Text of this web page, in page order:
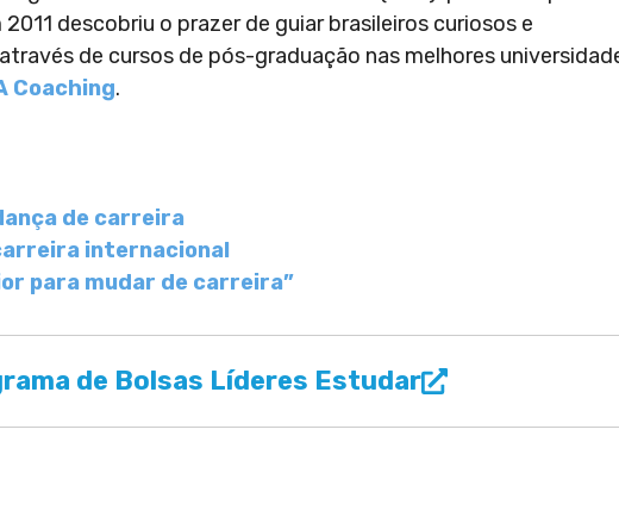
2011 descobriu o prazer de guiar brasileiros curiosos e
de cursos de pós-graduação nas melhores
Coaching.
de carreira
internacional
para mudar de carreira”
de Bolsas Líderes Estudar